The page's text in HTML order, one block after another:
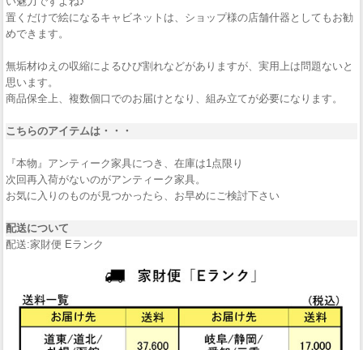
置くだけで絵になるキャビネットは、ショップ様の店舗什器としてもお勧
めできます。
無垢材ゆえの収縮によるひび割れなどがありますが、実用上は問題ないと
思います。
商品保全上、複数個口でのお届けとなり、組み立てが必要になります。
こちらのアイテムは・・・
『本物』アンティーク家具につき、在庫は1点限り
次回再入荷がないのがアンティーク家具。
お気に入りのものが見つかったら、お早めにご検討下さい
配送について
配送:家財便 Eランク